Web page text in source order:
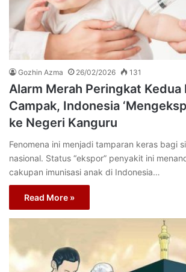
Gozhin Azma 26/02/2026 131
Alarm Merah Peringkat Kedua
Campak, Indonesia
ke Negeri Kanguru
Fenomena ini menjadi tamparan keras bagi
nasional. Status “ekspor” penyakit ini
cakupan imunisasi anak di Indonesia…
Read More »